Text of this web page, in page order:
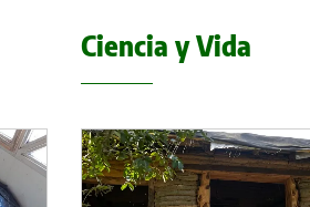
Ciencia y Vida